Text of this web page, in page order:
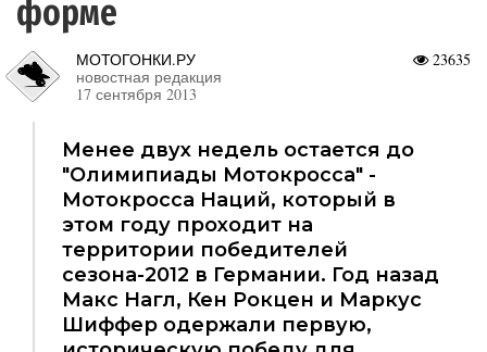
форме
23635
МОТОГОНКИ.РУ
новостная редакция
17 сентября 2013
Менее двух недель остается до
"Олимипиады Мотокросса" -
Мотокросса Наций, который в
этом году проходит на
территории победителей
сезона-2012 в Германии. Год назад
Макс Нагл, Кен Рокцен и Маркус
Шиффер одержали первую,